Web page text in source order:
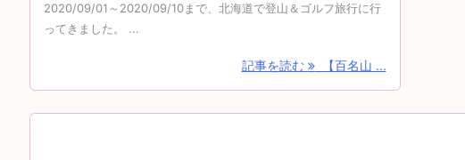
2020/09/01～2020/09/10まで、北海道で登山＆ゴルフ旅行に行
ってきました。 ...
記事を読む 【百名山 ...